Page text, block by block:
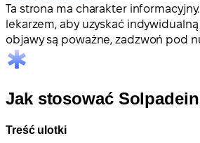
Ta strona ma charakter
lekarzem, aby uzyskać
objawy są poważne, zadzwoń pod
Jak stosować
Treść ulotki